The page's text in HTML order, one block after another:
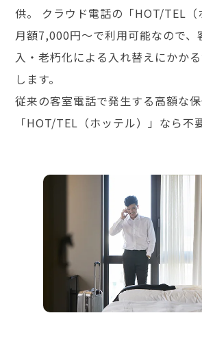
供。 クラウド電話の「HOT/TEL（
月額7,000円～で利用可能なので、
入・老朽化による入れ替えにかか
します。
従来の客室電話で発生する高額な
「HOT/TEL（ホッテル）」なら不